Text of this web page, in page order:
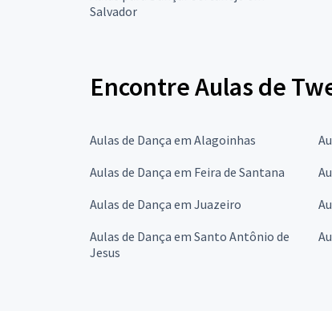
Salvador
Encontre Aulas de
Aulas de Dança em Alagoinhas
Aulas de Dança em Feira de Santana
Aulas de Dança em Juazeiro
Aulas de Dança em Santo Antônio de
Jesus